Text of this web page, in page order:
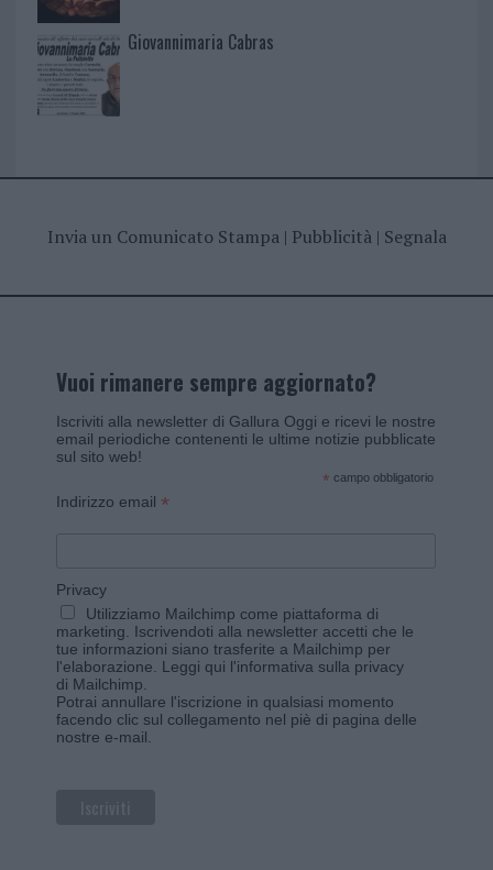
Giovannimaria Cabras
Invia un Comunicato Stampa| Pubblicità| Segnala
Vuoi rimanere sempre aggiornato?
Iscriviti alla newsletter di Gallura Oggi e ricevi le nostre
email periodiche contenenti le ultime notizie pubblicate
sul sito web!
* campo obbligatorio
Indirizzo email *
Privacy
Utilizziamo Mailchimp come piattaforma di
marketing. Iscrivendoti alla newsletter accetti che le
tue informazioni siano trasferite a Mailchimp per
l'elaborazione. Leggi qui l'informativa sulla privacy
di Mailchimp
Potrai annullare l'iscrizione in qualsiasi momento
facendo clic sul collegamento nel piè di pagina delle
nostre e-mail.